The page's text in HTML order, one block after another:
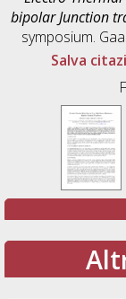
bipolar Junction
symposium.
Salva